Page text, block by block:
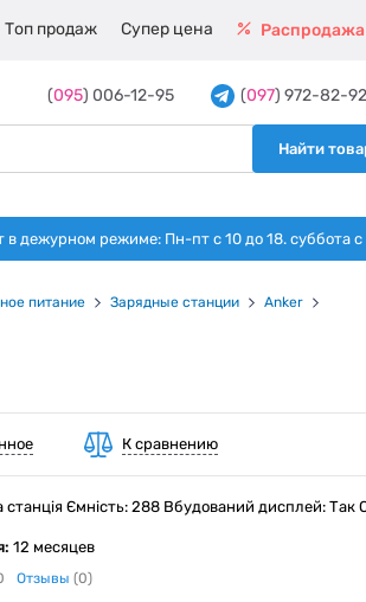
Топ продаж Супер цена Распродажа
(095) 006-12-95 (097) 972-82-92
Найти
дежурном режиме: Пн-пт с 10 до 18. суббота с
питание Зарядные станции Anker
К сравнению
станція Ємність: 288 Вбудований дисплей: Так
12 месяцев
Отзывы (0)